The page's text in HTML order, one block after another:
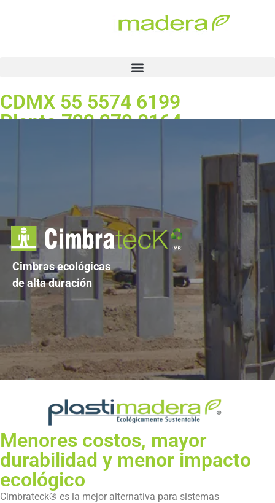
CDMX 55 5574 6199
Planta 722 279 0164
Cimbras Ecológicas de Alta
Duración Cimbrateck® |
Plastimadera
Cimbras ecológicas
de alta duración
Menores costos, mayor
durabilidad y menor impacto
ecológico
Cimbrateck® es la mejor alternativa para sistemas